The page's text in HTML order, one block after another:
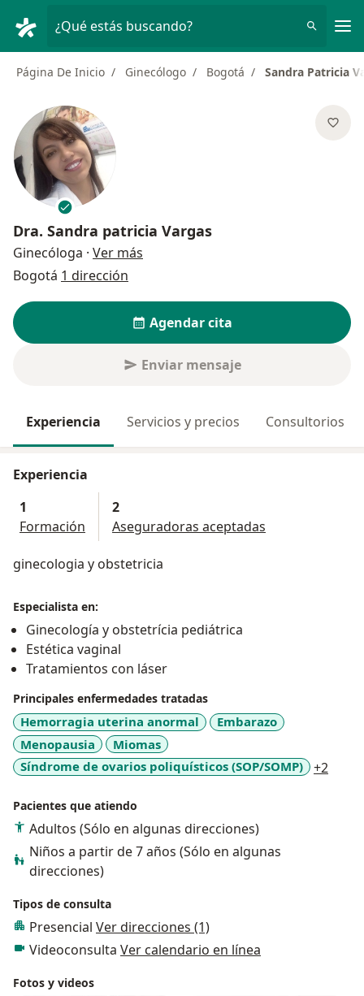
¿Qué estás buscando?
Página De Inicio Ginecólogo Bogotá Sandra Patricia
Dra. Sandra patricia Vargas
Ginecóloga · Ver más
Bogotá 1 dirección
Agendar cita
Enviar mensaje
Experiencia Servicios y precios Consultorios
Experiencia
1
Formación
2
Aseguradoras aceptadas
ginecologia y obstetricia
Especialista en:
Ginecología y obstetrícia pediátrica
Estética vaginal
Tratamientos con láser
Principales enfermedades tratadas
Hemorragia uterina anormal
Embarazo
Menopausia
Miomas
Síndrome de ovarios poliquísticos (SOP/SOMP)
+2
Pacientes que atiendo
Adultos (Sólo en algunas direcciones)
Niños a partir de 7 años (Sólo en algunas
direcciones)
Tipos de consulta
Presencial Ver direcciones (1)
Videoconsulta Ver calendario en línea
Fotos y videos